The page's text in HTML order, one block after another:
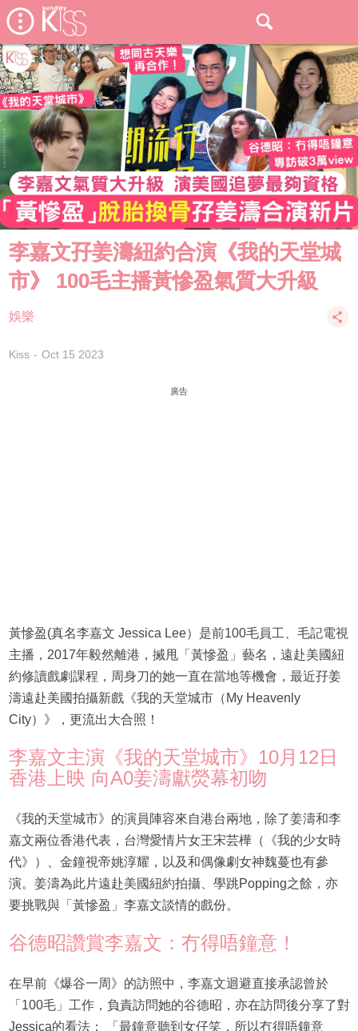
李嘉文孖姜濤紐約合演《我的天堂城
市》 100毛主播黃慘盈氣質大升級
娛樂
Kiss Oct 15 2023
廣告
黃慘盈(真名李嘉文 Jessica Lee）是前100毛員工、毛記電視
主播，2017年毅然離港，搣甩「黃慘盈」藝名，遠赴美國紐
約修讀戲劇課程，周身刀的她一直在當地等機會，最近孖姜
濤遠赴美國拍攝新戲《我的天堂城市（My Heavenly
City）》，更流出大合照！
李嘉文主演《我的天堂城市》10月12日
香港上映 向A0姜濤獻熒幕初吻
《我的天堂城市》的演員陣容來自港台兩地，除了姜濤和李
嘉文兩位香港代表，台灣愛情片女王宋芸樺（《我的少女時
代》）、金鐘視帝姚淳耀，以及和偶像劇女神魏蔓也有參
演。姜濤為此片遠赴美國紐約拍攝、學跳Popping之餘，亦
要挑戰與「黃慘盈」李嘉文談情的戲份。
谷德昭讚賞李嘉文：冇得唔鐘意！
在早前《爆谷一周》的訪照中，李嘉文迴避直接承認曾於
「100毛」工作，負責訪問她的谷德昭，亦在訪問後分享了對
Jessica的看法： 「最鐘意聽到女仔笑，所以冇得唔鐘意